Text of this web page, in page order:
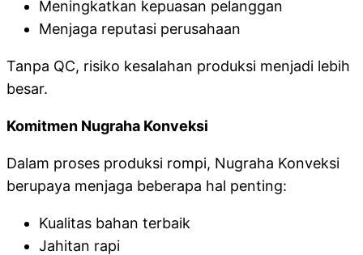
Meningkatkan kepuasan pelanggan
Menjaga reputasi perusahaan
Tanpa QC, risiko kesalahan produksi menjadi lebih
besar.
Komitmen Nugraha Konveksi
Dalam proses produksi rompi, Nugraha Konveksi
berupaya menjaga beberapa hal penting:
Kualitas bahan terbaik
Jahitan rapi